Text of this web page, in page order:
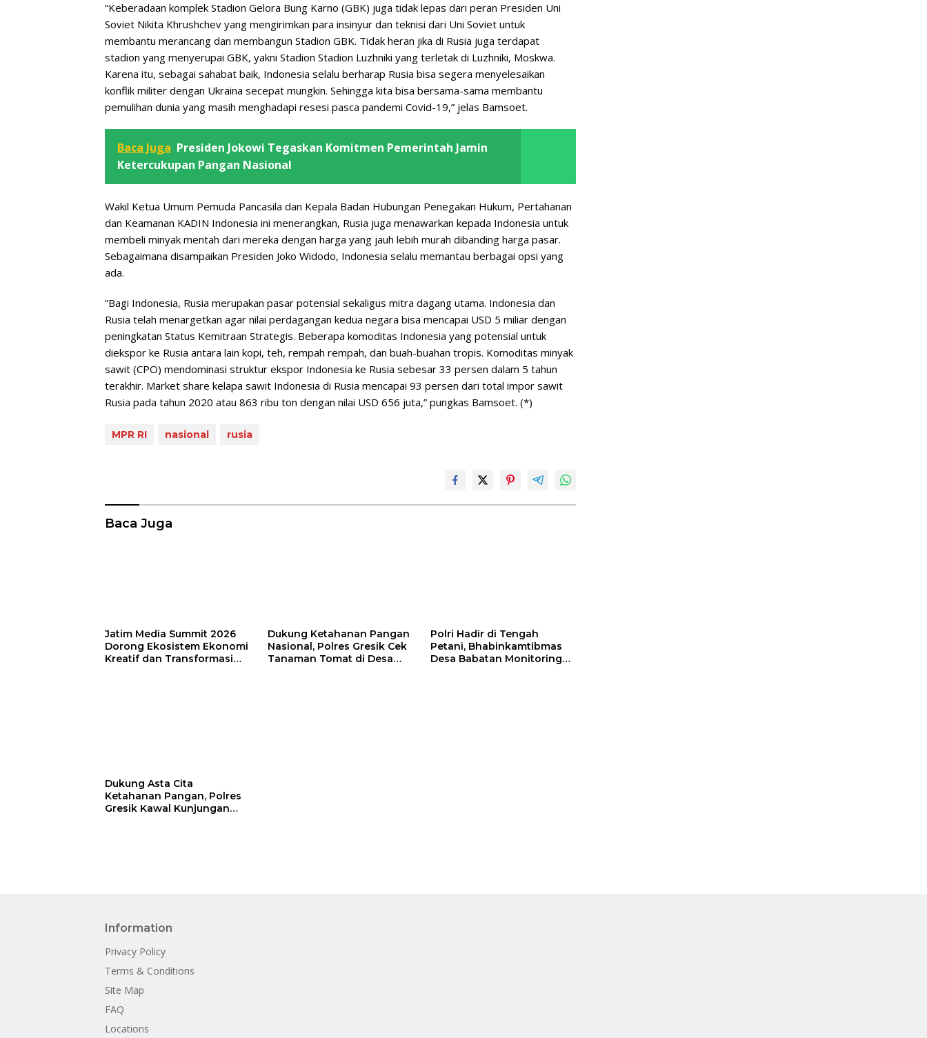
“Keberadaan komplek Stadion Gelora Bung Karno (GBK) juga tidak lepas dari peran Presiden Uni
Soviet Nikita Khrushchev yang mengirimkan para insinyur dan teknisi dari Uni Soviet untuk
membantu merancang dan membangun Stadion GBK. Tidak heran jika di Rusia juga terdapat
stadion yang menyerupai GBK, yakni Stadion Stadion Luzhniki yang terletak di Luzhniki, Moskwa.
Karena itu, sebagai sahabat baik, Indonesia selalu berharap Rusia bisa segera menyelesaikan
konflik militer dengan Ukraina secepat mungkin. Sehingga kita bisa bersama-sama membantu
pemulihan dunia yang masih menghadapi resesi pasca pandemi Covid-19,” jelas Bamsoet.
Baca Juga Presiden Jokowi Tegaskan Komitmen Pemerintah Jamin
Ketercukupan Pangan Nasional
Wakil Ketua Umum Pemuda Pancasila dan Kepala Badan Hubungan Penegakan Hukum, Pertahanan
dan Keamanan KADIN Indonesia ini menerangkan, Rusia juga menawarkan kepada Indonesia untuk
membeli minyak mentah dari mereka dengan harga yang jauh lebih murah dibanding harga pasar.
Sebagaimana disampaikan Presiden Joko Widodo, Indonesia selalu memantau berbagai opsi yang
ada.
“Bagi Indonesia, Rusia merupakan pasar potensial sekaligus mitra dagang utama. Indonesia dan
Rusia telah menargetkan agar nilai perdagangan kedua negara bisa mencapai USD 5 miliar dengan
peningkatan Status Kemitraan Strategis. Beberapa komoditas Indonesia yang potensial untuk
diekspor ke Rusia antara lain kopi, teh, rempah rempah, dan buah-buahan tropis. Komoditas minyak
sawit (CPO) mendominasi struktur ekspor Indonesia ke Rusia sebesar 33 persen dalam 5 tahun
terakhir. Market share kelapa sawit Indonesia di Rusia mencapai 93 persen dari total impor sawit
Rusia pada tahun 2020 atau 863 ribu ton dengan nilai USD 656 juta,” pungkas Bamsoet. (*)
MPR RI nasional rusia
Baca Juga
Jatim Media Summit 2026
Dorong Ekosistem Ekonomi
Kreatif dan Transformasi
Dukung Ketahanan Pangan
Nasional, Polres Gresik Cek
Tanaman Tomat di Desa
Polri Hadir di Tengah
Petani, Bhabinkamtibmas
Desa Babatan Monitoring
Dukung Asta Cita
Ketahanan Pangan, Polres
Gresik Kawal Kunjungan
Information
Privacy Policy
Terms & Conditions
Site Map
FAQ
Locations